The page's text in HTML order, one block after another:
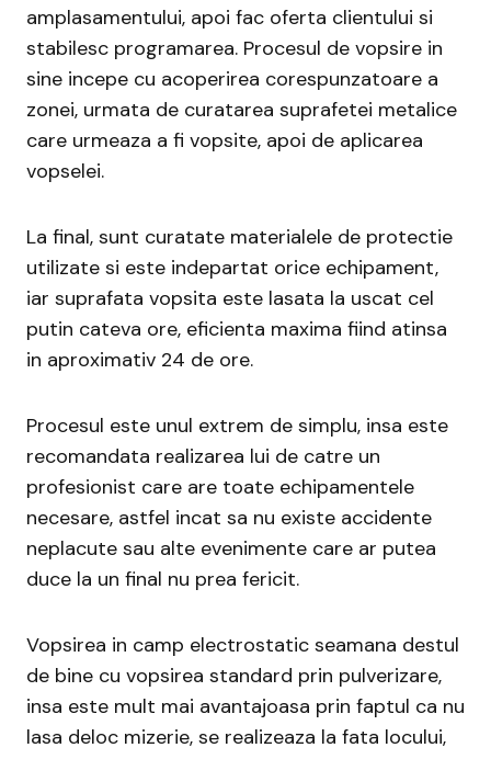
amplasamentului, apoi fac oferta clientului si
stabilesc programarea. Procesul de vopsire in
sine incepe cu acoperirea corespunzatoare a
zonei, urmata de curatarea suprafetei metalice
care urmeaza a fi vopsite, apoi de aplicarea
vopselei.
La final, sunt curatate materialele de protectie
utilizate si este indepartat orice echipament,
iar suprafata vopsita este lasata la uscat cel
putin cateva ore, eficienta maxima fiind atinsa
in aproximativ 24 de ore.
Procesul este unul extrem de simplu, insa este
recomandata realizarea lui de catre un
profesionist care are toate echipamentele
necesare, astfel incat sa nu existe accidente
neplacute sau alte evenimente care ar putea
duce la un final nu prea fericit.
Vopsirea in camp electrostatic seamana destul
de bine cu vopsirea standard prin pulverizare,
insa este mult mai avantajoasa prin faptul ca nu
lasa deloc mizerie, se realizeaza la fata locului,